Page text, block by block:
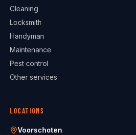
Cleaning
Locksmith
Handyman
Maintenance
Pest control
Other services
Locations
Voorschoten